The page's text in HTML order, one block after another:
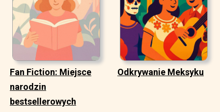
Fan Fiction: Miejsce
narodzin
bestsellerowych
Odkrywanie Meksyku